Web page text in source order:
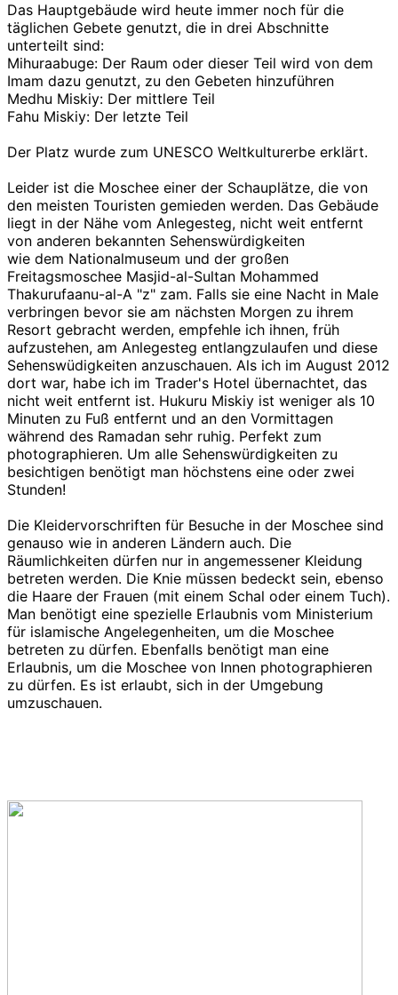
Das Hauptgebäude wird heute immer noch für die
täglichen Gebete genutzt, die in drei Abschnitte
unterteilt sind:
Mihuraabuge: Der Raum oder dieser Teil wird von dem
Imam dazu genutzt, zu den Gebeten hinzuführen
Medhu Miskiy: Der mittlere Teil
Fahu Miskiy: Der letzte Teil
Der Platz wurde zum UNESCO Weltkulturerbe erklärt.
Leider ist die Moschee einer der Schauplätze, die von
den meisten Touristen gemieden werden. Das Gebäude
liegt in der Nähe vom Anlegesteg, nicht weit entfernt
von anderen bekannten Sehenswürdigkeiten
wie dem Nationalmuseum und der großen
Freitagsmoschee Masjid-al-Sultan Mohammed
Thakurufaanu-al-A "z" zam. Falls sie eine Nacht in Male
verbringen bevor sie am nächsten Morgen zu ihrem
Resort gebracht werden, empfehle ich ihnen, früh
aufzustehen, am Anlegesteg entlangzulaufen und diese
Sehenswüdigkeiten anzuschauen. Als ich im August 2012
dort war, habe ich im Trader's Hotel übernachtet, das
nicht weit entfernt ist. Hukuru Miskiy ist weniger als 10
Minuten zu Fuß entfernt und an den Vormittagen
während des Ramadan sehr ruhig. Perfekt zum
photographieren. Um alle Sehenswürdigkeiten zu
besichtigen benötigt man höchstens eine oder zwei
Stunden!
Die Kleidervorschriften für Besuche in der Moschee sind
genauso wie in anderen Ländern auch. Die
Räumlichkeiten dürfen nur in angemessener Kleidung
betreten werden. Die Knie müssen bedeckt sein, ebenso
die Haare der Frauen (mit einem Schal oder einem Tuch).
Man benötigt eine spezielle Erlaubnis vom Ministerium
für islamische Angelegenheiten, um die Moschee
betreten zu dürfen. Ebenfalls benötigt man eine
Erlaubnis, um die Moschee von Innen photographieren
zu dürfen. Es ist erlaubt, sich in der Umgebung
umzuschauen.